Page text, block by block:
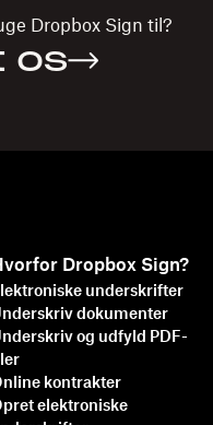
Dropbox Sign til?
os
Dropbox Sign?
underskrifter
dokumenter
og udfyld PDF-
kontrakter
elektroniske